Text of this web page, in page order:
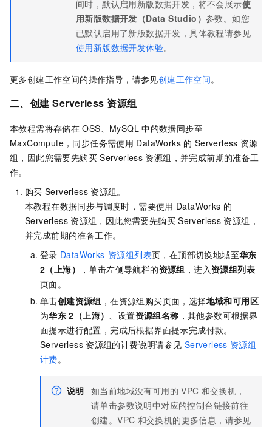
间时，默认启用新版数据开发，将不会展示使
用新版数据开发（Data Studio） 参数。如您
已默认启用了新版数据开发，具体教程请参见
使用新版数据开发体验。
更多创建工作空间的操作指导，请参见创建工作空间。
二、创建 Serverless 资源组
本教程需将存储在 OSS、MySQL 中的数据同步至
MaxCompute，同步任务需使用 DataWorks 的 Serverless 资源
组，因此您需要先购买 Serverless 资源组，并完成前期的准备工
作。
购买 Serverless 资源组。
本教程在数据同步与调度时，需要使用 DataWorks 的
Serverless 资源组，因此您需要先购买 Serverless 资源组，
并完成前期的准备工作。
登录 DataWorks-资源组列表页，在顶部切换地域至华东
2（上海）
，单击左侧导航栏的资源组 ，进入资源组列表
页面。
单击创建资源组 ，在资源组购买页面，选择地域和可用区
为华东 2（上海） 、设置资源组名称 ，其他参数可根据界
面提示进行配置，完成后根据界面提示完成付款。
Serverless 资源组的计费说明请参见 Serverless 资源组
计费。
说明 如当前地域没有可用的 VPC 和交换机，
请单击参数说明中对应的控制台链接前往
创建。VPC 和交换机的更多信息，请参见